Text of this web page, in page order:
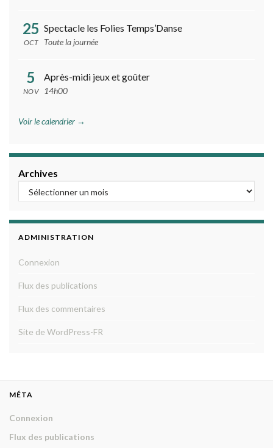
25
OCT
Spectacle les Folies Temps’Danse
Toute la journée
5
NOV
Après-midi jeux et goûter
14h00
Voir le calendrier →
Archives
ADMINISTRATION
Connexion
Flux des publications
Flux des commentaires
Site de WordPress-FR
MÉTA
Connexion
Flux des publications